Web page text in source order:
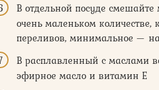
В отдельной посуде
очень маленьком количестве,
переливов, минимальное —
В расплавленный с маслами
эфирное масло и витамин Е